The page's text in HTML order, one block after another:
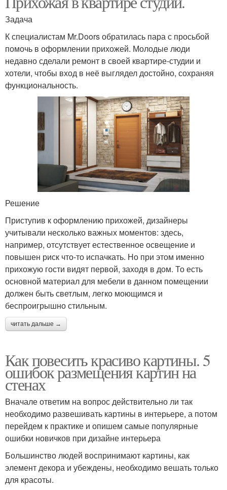
Задача
К специалистам Mr.Doors обратилась пара с просьбой
помочь в оформлении прихожей. Молодые люди
недавно сделали ремонт в своей квартире-студии и
хотели, чтобы вход в неё выглядел достойно, сохраняя
функциональность.
Решение
Приступив к оформлению прихожей, дизайнеры
учитывали несколько важных моментов: здесь,
например, отсутствует естественное освещение и
повышен риск что-то испачкать. Но при этом именно
прихожую гости видят первой, заходя в дом. То есть
основной материал для мебели в данном помещении
должен быть светлым, легко моющимся и
беспроигрышно стильным.
читать дальше →
Как повесить красиво картины. 5
ошибок размещения картин на
стенах
Вначале ответим на вопрос действительно ли так
необходимо развешивать картины в интерьере, а потом
перейдем к практике и опишем самые популярные
ошибки новичков при дизайне интерьера
Большинство людей воспринимают картины, как
элемент декора и убеждены, необходимо вешать только
для красоты.